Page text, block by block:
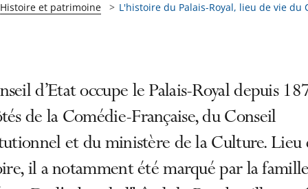
Histoire et patrimoine L'histoire du Palais-Royal, lieu de vie du
d’Etat occupe le Palais-Royal depuis
de la Comédie-Française, du Conseil
et du ministère de la Culture. Lieu
il a notamment été marqué par la famille